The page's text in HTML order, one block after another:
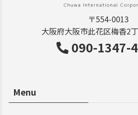
〒554-0013
大阪府大阪市此花区梅香2
090-1347-
Menu